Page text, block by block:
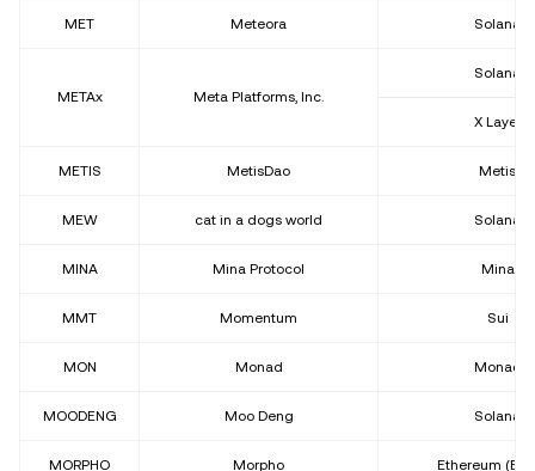
MET Meteora Solana
METAx Meta Platforms, Inc.
Solana
X Layer
METIS MetisDao Metis
MEW cat in a dogs world Solana
MINA Mina Protocol Mina
MMT Momentum Sui
MON Monad Monad
MOODENG Moo Deng Solana
MORPHO Morpho Ethereum